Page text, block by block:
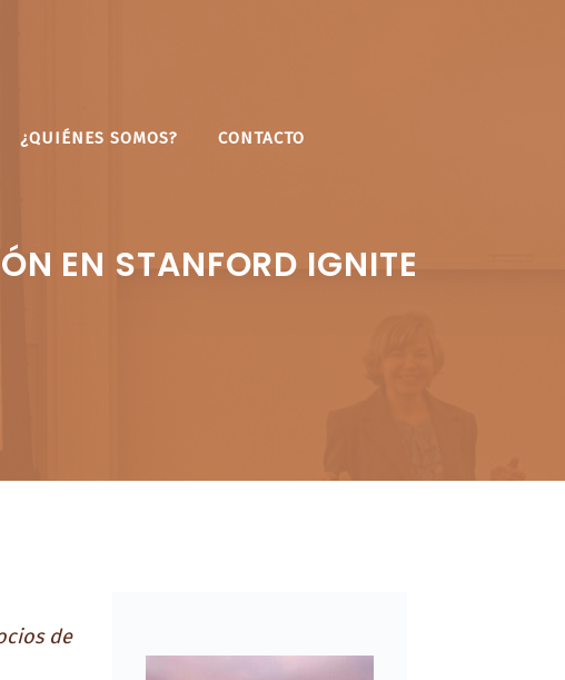
¿QUIÉNES SOMOS? CONTACTO
EN STANFORD IGNITE
de